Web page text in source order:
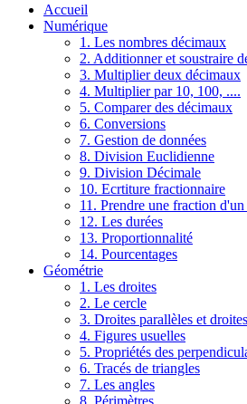
Accueil
Numérique
1. Les nombres décimaux
2. Additionner et soustraire
3. Multiplier deux décimaux
4. Multiplier par 10, 100, ....
5. Comparer des décimaux
6. Conversions
7. Gestion de données
8. Division Euclidienne
9. Division Décimale
10. Ecrtiture fractionnaire
11. Prendre une fraction
12. Les durées
13. Proportionnalité
14. Pourcentages
Géométrie
1. Les droites
2. Le cercle
3. Droites parallèles et
4. Figures usuelles
5. Propriétés des
6. Tracés de triangles
7. Les angles
8. Périmètres